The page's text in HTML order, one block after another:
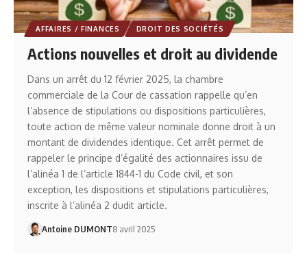
AFFAIRES / FINANCES DROIT DES SOCIÉTÉS
Actions nouvelles et droit au dividende
Dans un arrêt du 12 février 2025, la chambre
commerciale de la Cour de cassation rappelle qu’en
l’absence de stipulations ou dispositions particulières,
toute action de même valeur nominale donne droit à un
montant de dividendes identique. Cet arrêt permet de
rappeler le principe d’égalité des actionnaires issu de
l’alinéa 1 de l’article 1844-1 du Code civil, et son
exception, les dispositions et stipulations particulières,
inscrite à l’alinéa 2 dudit article.
Antoine DUMONT8 avril 2025